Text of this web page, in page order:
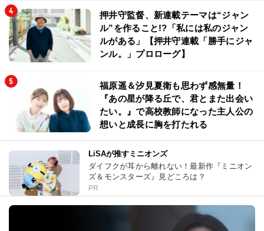
押井守監督、新連載テーマは“ジャン
ル”を作ること!?「私には私のジャン
ルがある」【押井守連載「勝手にジャ
ンル。」プロローグ】
福原遥＆汐見夏衛も思わず感無量！
『あの星が降る丘で、君とまた出会い
たい。』で高校教師になった主人公の
想いと成長に胸を打たれる
LiSAが推すミニオンズ
ダイフクが耳から離れない！最新作『ミニオン
ズ＆モンスターズ』見どころは？
PR